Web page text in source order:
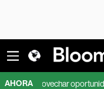
AHORA oportunidades de